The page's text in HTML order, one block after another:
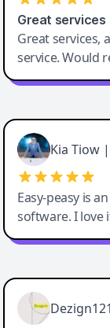
Great services
Great services,
service. Would
Cody Crabb
Great service,
Kia Tiow
Easy-peasy is
software. I love
Easy-Peasy
Dezign121